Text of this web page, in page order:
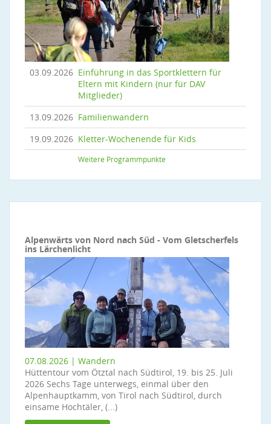
03.09.2026 Einführung in das Sportklettern für
Eltern mit Kindern (nur für DAV
Mitglieder)
13.09.2026 Familienwandern
19.09.2026 Kletter-Wochenende für Kids
Weitere Programmpunkte
Alpenwärts von Nord nach Süd - Vom Gletscherfels
ins Lärchenlicht
07.08.2026 | Wandern
Hüttentour vom Ötztal nach Südtirol, 19. bis 25. Juli
2026 Sechs Tage unterwegs, einmal über den
Alpenhauptkamm, von Tirol nach Südtirol, durch
einsame Hochtäler, (...)